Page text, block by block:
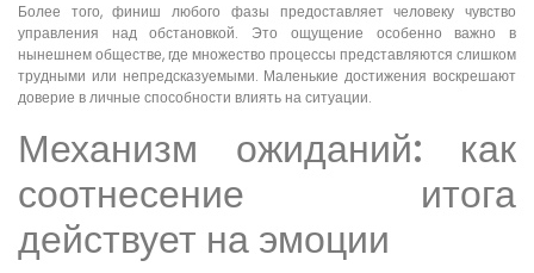
Более того, финиш любого фазы предоставляет человеку чувство
управления над обстановкой. Это ощущение особенно важно в
нынешнем обществе, где множество процессы представляются слишком
трудными или непредсказуемыми. Маленькие достижения воскрешают
доверие в личные способности влиять на ситуации.
Механизм ожиданий: как
соотнесение итога
действует на эмоции